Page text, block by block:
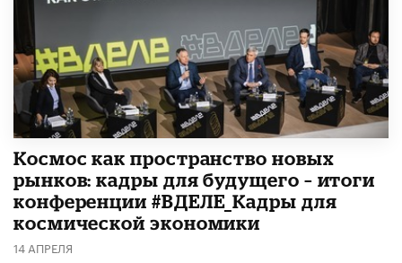
Космос как пространство новых
рынков: кадры для будущего – итоги
конференции #ВДЕЛЕ_Кадры для
космической экономики
14 АПРЕЛЯ